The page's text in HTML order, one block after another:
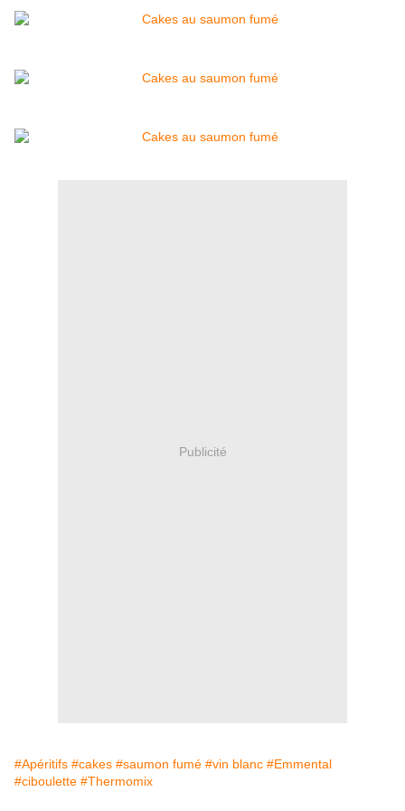
Publicité
#Apéritifs #cakes #saumon fumé #vin blanc #Emmental
#ciboulette #Thermomix